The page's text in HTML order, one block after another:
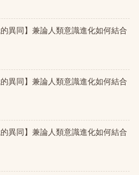
的異同】兼論人類意識進化如何結合
的異同】兼論人類意識進化如何結合
的異同】兼論人類意識進化如何結合